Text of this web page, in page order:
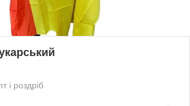
і роздріб